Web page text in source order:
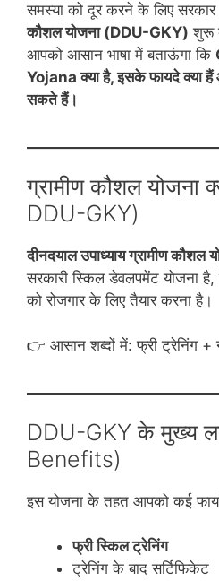
समस्या को दूर करने के लिए
कौशल योजना (DDU-GKY) शुरू
आपको आसान भाषा में बताऊंगा कि
Yojana क्या है, इसके फायदे
सकते हैं।
ग्रामीण कौशल योजना
DDU-GKY)
दीनदयाल उपाध्याय ग्रामीण
सरकारी स्किल डेवलपमेंट योजना है,
को रोजगार के लिए तैयार करना है।
👉 आसान शब्दों में: फ्री ट्रेनिंग +
DDU-GKY के मुख्य
Benefits)
इस योजना के तहत आपको कई
फ्री स्किल ट्रेनिंग
ट्रेनिंग के बाद सर्टिफिकेट